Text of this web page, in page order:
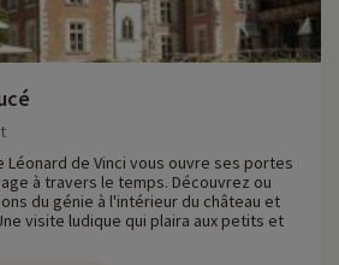
Léonard de Vinci vous ouvre ses portes
à travers le temps. Découvrez ou
du génie à l'intérieur du château et
visite ludique qui plaira aux petits et